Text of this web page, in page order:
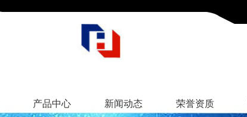
产品中心 新闻动态 荣誉资质